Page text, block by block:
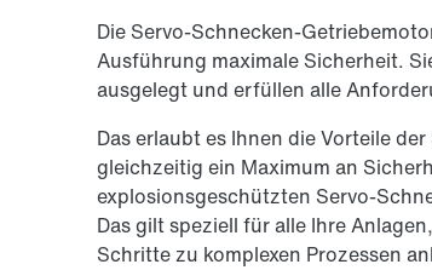
Die Servo-Schnecken-
Ausführung maximale Sicherheit.
ausgelegt und erfüllen alle
Das erlaubt es Ihnen die Vorteile
gleichzeitig ein Maximum an
explosionsgeschützten Servo-
Das gilt speziell für alle Ihre
Schritte zu komplexen Prozessen